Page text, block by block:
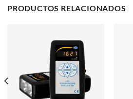
PRODUCTOS RELACIONADOS